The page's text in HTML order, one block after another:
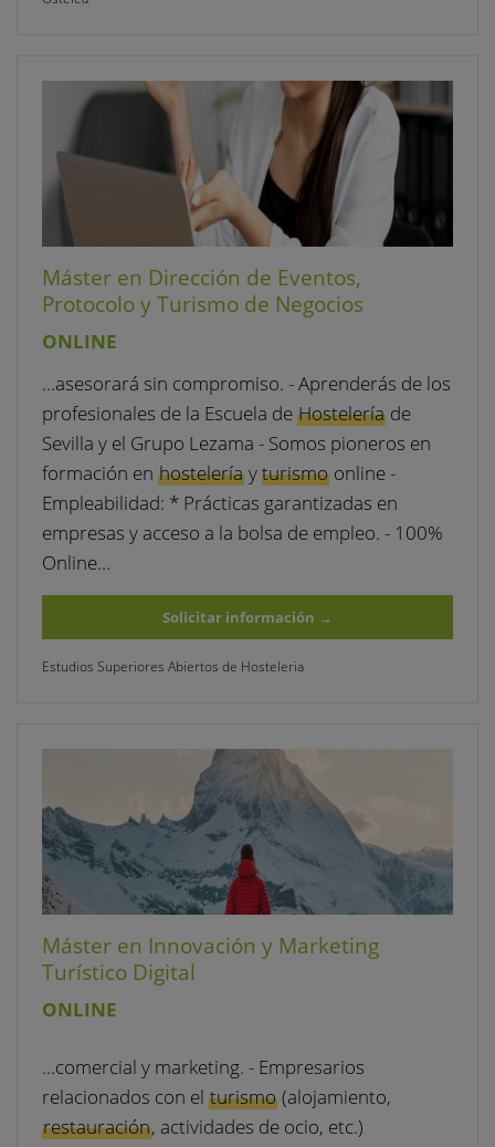
Máster en Dirección de Eventos,
Protocolo y Turismo de Negocios
ONLINE
…asesorará sin compromiso. - Aprenderás de los
profesionales de la Escuela de Hosteleríade
Sevilla y el Grupo Lezama - Somos pioneros en
formación en hosteleríayturismo online -
Empleabilidad: * Prácticas garantizadas en
empresas y acceso a la bolsa de empleo. - 100%
Online…
Solicitar información →
Estudios Superiores Abiertos de Hosteleria
Máster en Innovación y Marketing
Turístico Digital
ONLINE
…comercial y marketing. - Empresarios
relacionados con el turismo(alojamiento,
restauración, actividades de ocio, etc.)